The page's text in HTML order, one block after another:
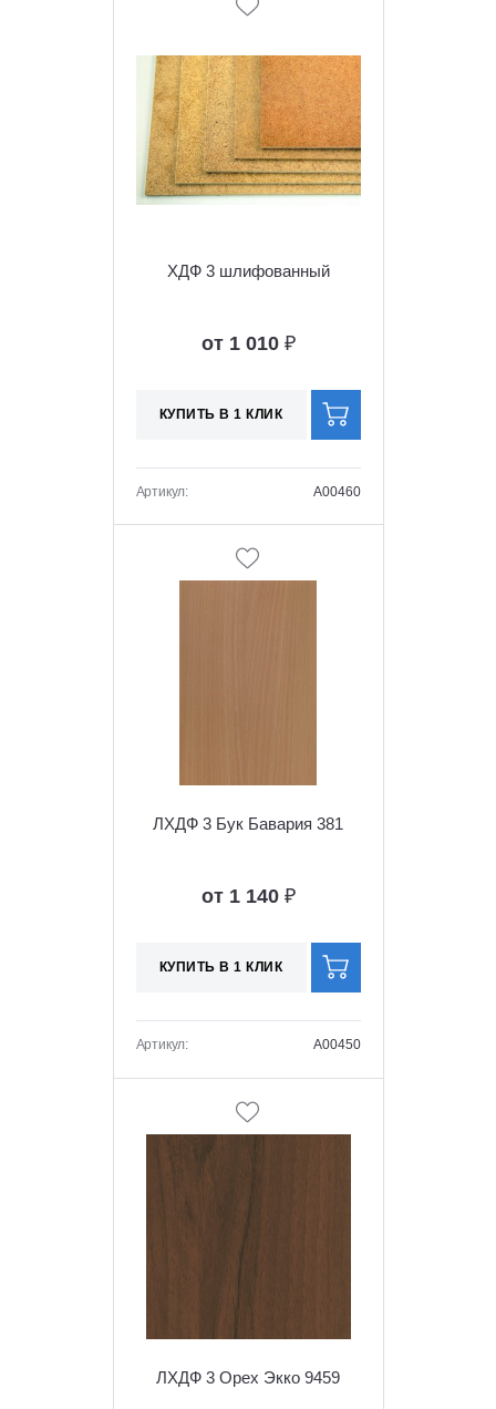
ХДФ 3 шлифованный
от 1 010 ₽
КУПИТЬ В 1 КЛИК
Артикул: A00460
ЛХДФ 3 Бук Бавария 381
от 1 140 ₽
КУПИТЬ В 1 КЛИК
Артикул: A00450
ЛХДФ 3 Орех Экко 9459